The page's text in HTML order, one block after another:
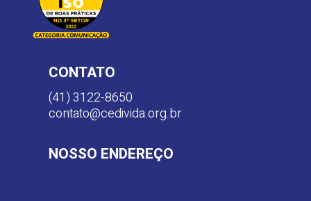
CONTATO
(41) 3122-8650
contato@cedivida.org.br
NOSSO ENDEREÇO